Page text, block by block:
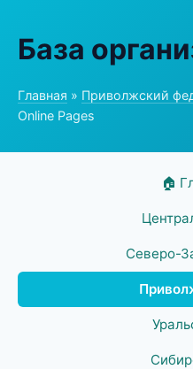
База
Главная » Приволжский
Online Pages
🏠
Северо-